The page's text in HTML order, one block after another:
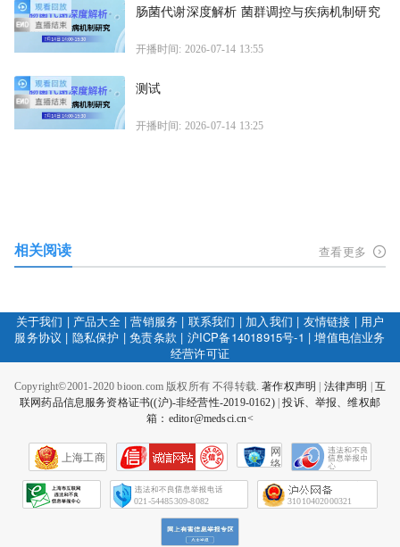
肠菌代谢深度解析 菌群调控与疾病机制研究
开播时间: 2026-07-14 13:55
测试
开播时间: 2026-07-14 13:25
相关阅读 查看更多
关于我们 | 产品大全|营销服务 | 联系我们 | 加入我们 | 友情链接 | 用户
服务协议 | 隐私保护 |免责条款 | 沪ICP备14018915号-1 |增值电信业务
经营许可证
Copyright©2001-2020 bioon.com 版权所有 不得转载.著作权声明 | 法律声明 | 互
联网药品信息服务资格证书((沪)-非经营性-2019-0162)|投诉、举报、维权邮
箱：editor@medsci.cn<
上海工商
网
络
会
征
021-54485309-8082 31010402000321